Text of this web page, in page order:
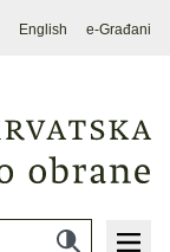
English e-Građani